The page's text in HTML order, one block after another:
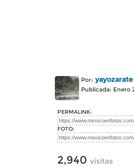
Por: yayozarate
Publicada: Enero
PERMALINK:
FOTO:
2,940 visitas